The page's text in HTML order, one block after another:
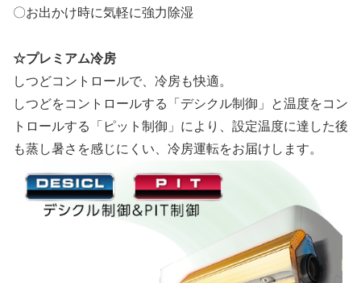
〇お出かけ時に気軽に強力除湿
☆プレミアム冷房
しつどコントロールで、冷房も快適。
しつどをコントロールする「デシクル制御」と温度をコン
トロールする「ピット制御」により、設定温度に達した後
も蒸し暑さを感じにくい、冷房運転をお届けします。